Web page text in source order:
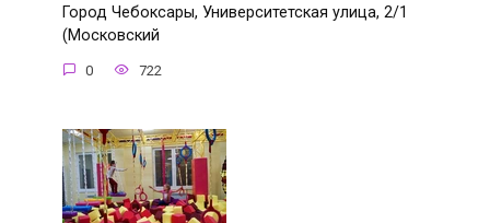
Город Чебоксары, Университетская улица, 2/1
(Московский
0 722